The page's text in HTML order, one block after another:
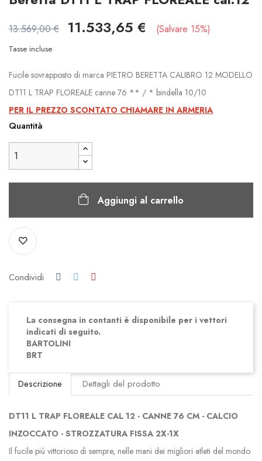
13.569,00 € 11.533,65 € Salvare 15%
Tasse incluse
Fucile sovrapposto di marca PIETRO BERETTA CALIBRO 12 MODELLO
DT11 L TRAP FLOREALE canne 76 ** / * bindella 10/10
PER IL PREZZO SCONTATO CHIAMARE IN ARMERIA
Quantità
Aggiungi al carrello
Condividi
La consegna in contanti è disponibile per i vettori
indicati di seguito.
BARTOLINI
BRT
Descrizione Dettagli del prodotto
DT11 L TRAP FLOREALE CAL 12 - CANNE 76 CM - CALCIO
INZOCCATO - STROZZATURA FISSA 2X-1X
Il fucile più vittorioso di sempre, nelle mani dei migliori atleti del mondo